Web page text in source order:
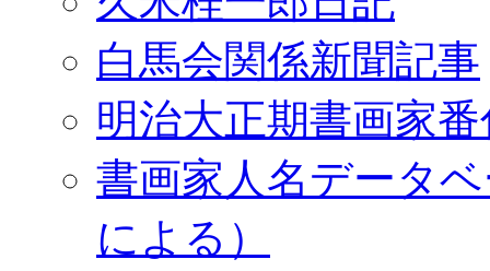
白馬会関係新聞記事
明治大正期書画家
書画家人名データ
による）